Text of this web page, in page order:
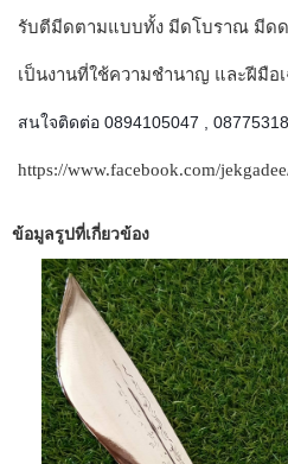
รับตีมีดตามแบบทั้ง มีดโบราณ มีด
เป็นงานที่ใช้ความชำนาญ และฝีมือ
สนใจติดต่อ 0894105047 ,
https://www.facebook.com/
ข้อมูลรูปที่เกี่ยวข้อง